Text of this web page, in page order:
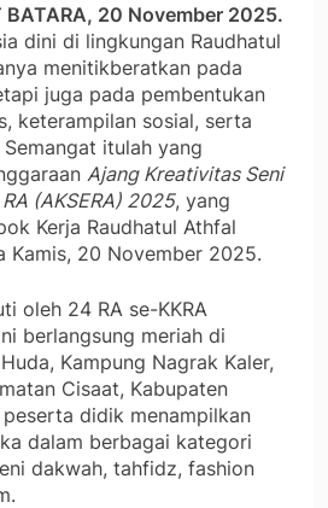
BATARA, 20 November 2025.
dini di lingkungan Raudhatul
menitikberatkan pada
juga pada pembentukan
keterampilan sosial, serta
itulah yang
Ajang Kreativitas Seni
(AKSERA) 2025, yang
Kerja Raudhatul Athfal
Kamis, 20 November 2025.
oleh 24 RA se-KKRA
berlangsung meriah di
Kampung Nagrak Kaler,
Cisaat, Kabupaten
peserta didik menampilkan
dalam berbagai kategori
dakwah, tahfidz, fashion